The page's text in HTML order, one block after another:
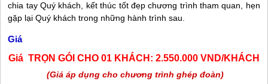
chia tay Quý khách, kết thúc tốt đẹp chương trình tham quan, hẹn
gặp lại Quý khách trong những hành trình sau.
Giá
Giá TRỌN GÓI CHO 01 KHÁCH: 2.550.000 VND/KHÁCH
(Giá áp dụng cho chương trình ghép đoàn)